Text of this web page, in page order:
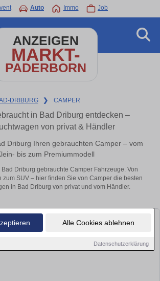
Alle Cookies ablehnen
Datenschutzerklärung
Auto Immo Job
ANZEIGEN
MARKT-
PADERBORN
DRIBURG ❯ CAMPER
in Bad Driburg entdecken –
von privat & Händler
Driburg Ihren gebrauchten Camper – vom
bis zum Premiummodell
Bad Driburg gebrauchte Camper Fahrzeuge. Von
zum SUV – hier finden Sie von Camper die besten
in Bad Driburg von privat und vom Händler.